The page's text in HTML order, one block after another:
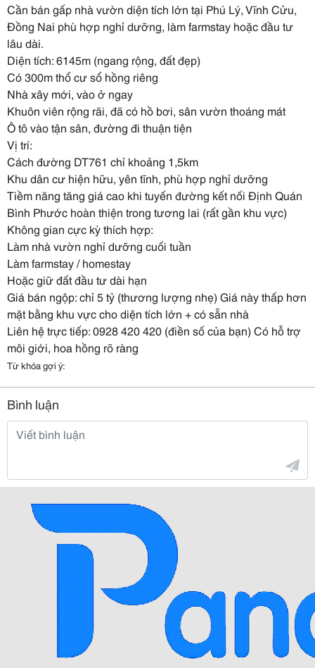
Cần bán gấp nhà vườn diện tích lớn tại Phú Lý, Vĩnh Cửu,
Đồng Nai phù hợp nghỉ dưỡng, làm farmstay hoặc đầu tư
lâu dài.
Diện tích: 6145m (ngang rộng, đất đẹp)
Có 300m thổ cư sổ hồng riêng
Nhà xây mới, vào ở ngay
Khuôn viên rộng rãi, đã có hồ bơi, sân vườn thoáng mát
Ô tô vào tận sân, đường đi thuận tiện
Vị trí:
Cách đường DT761 chỉ khoảng 1,5km
Khu dân cư hiện hữu, yên tĩnh, phù hợp nghỉ dưỡng
Tiềm năng tăng giá cao khi tuyến đường kết nối Định Quán
Bình Phước hoàn thiện trong tương lai (rất gần khu vực)
Không gian cực kỳ thích hợp:
Làm nhà vườn nghỉ dưỡng cuối tuần
Làm farmstay / homestay
Hoặc giữ đất đầu tư dài hạn
Giá bán ngộp: chỉ 5 tỷ (thương lượng nhẹ) Giá này thấp hơn
mặt bằng khu vực cho diện tích lớn + có sẵn nhà
Liên hệ trực tiếp: 0928 420 420 (điền số của bạn) Có hỗ trợ
môi giới, hoa hồng rõ ràng
Từ khóa gợi ý:
Bình luận